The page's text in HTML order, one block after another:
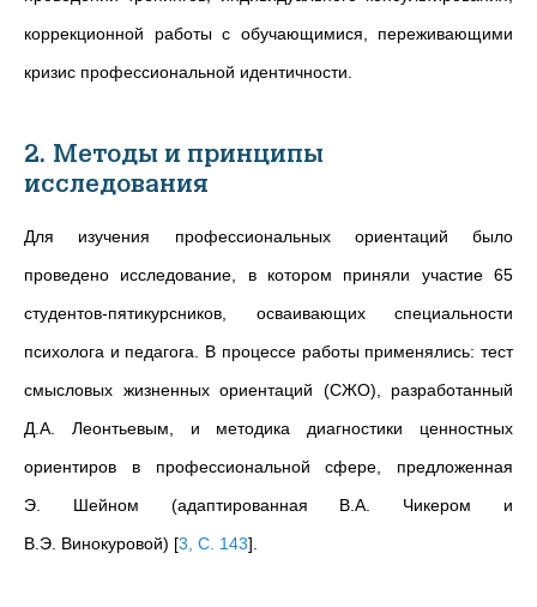
коррекционной работы с обучающимися, переживающими
кризис профессиональной идентичности.
2. Методы и принципы
исследования
Для изучения профессиональных ориентаций было
проведено исследование, в котором приняли участие 65
студентов-пятикурсников, осваивающих специальности
психолога и педагога. В процессе работы применялись: тест
смысловых жизненных ориентаций (СЖО), разработанный
Д.А.
Леонтьевым, и методика диагностики ценностных
ориентиров в профессиональной сфере, предложенная
Э.
Шейном (адаптированная В.А.
Чикером и
В.Э. Винокуровой) [3, С. 143]